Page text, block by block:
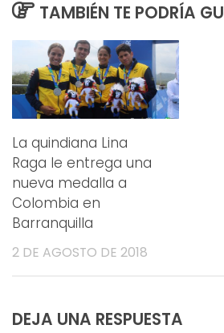
TAMBIÉN TE PODRÍA
La quindiana Lina
Raga le entrega una
nueva medalla a
Colombia en
Barranquilla
2 DE AGOSTO DE 2018
DEJA UNA RESPUESTA